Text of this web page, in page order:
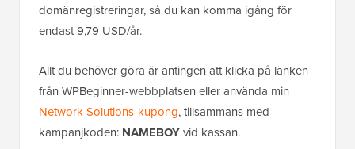
domänregistreringar, så du kan komma igång för
endast 9,79 USD/år.
Allt du behöver göra är antingen att klicka på länken
från WPBeginner-webbplatsen eller använda min
Network Solutions-kupong, tillsammans med
kampanjkoden: NAMEBOYvid kassan.